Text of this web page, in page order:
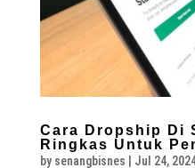
Cara Dropship Di
Ringkas Untuk
by senangbisnes Jul 24,